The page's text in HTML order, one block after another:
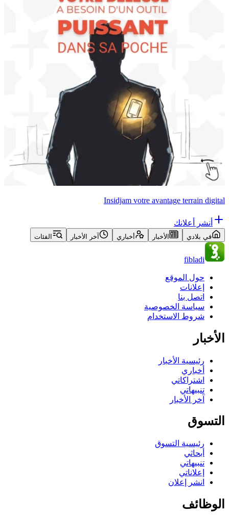
Insidjam votre avantage terrain digital
أنشر أعلانك
في بلادي الأخبار أخباري آخر الأخبار الفئات
fibladi
حول الموقع
إعلانات
اتصل بنا
سياسة الخصوصية
شروط الاستخدام
الأخبار
رئيسية الأخبار
أخباري
اشتراكاتي
تنبيهاتي
آخر الأخبار
التسوق
رئيسية التسوق
أبحاثي
تنبيهاتي
إعلاناتي
انشر إعلان
الوظائف